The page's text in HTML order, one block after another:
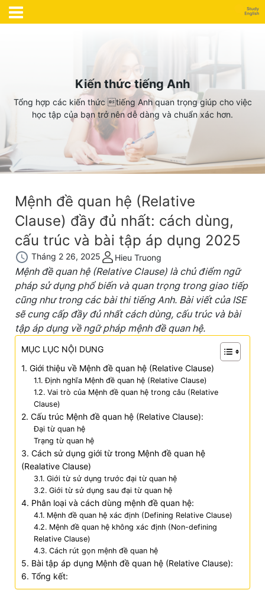
Kiến thức tiếng Anh
Tổng hợp các kiến thức tiếng Anh quan trọng giúp cho việc
học tập của bạn trở nên dễ dàng và chuẩn xác hơn.
Mệnh đề quan hệ (Relative
Clause) đầy đủ nhất: cách dùng,
cấu trúc và bài tập áp dụng 2025
Tháng 2 26, 2025 Hieu Truong
Mệnh đề quan hệ (Relative Clause) là chủ điểm ngữ
pháp sử dụng phổ biến và quan trọng trong giao tiếp
cũng như trong các bài thi tiếng Anh. Bài viết của ISE
sẽ cung cấp đầy đủ nhất cách dùng, cấu trúc và bài
tập áp dụng về ngữ pháp mệnh đề quan hệ.
MỤC LỤC NỘI DUNG
1. Giới thiệu về Mệnh đề quan hệ (Relative Clause)
1.1. Định nghĩa Mệnh đề quan hệ (Relative Clause)
1.2. Vai trò của Mệnh đề quan hệ trong câu (Relative
Clause)
2. Cấu trúc Mệnh đề quan hệ (Relative Clause):
Đại từ quan hệ
Trạng từ quan hệ
3. Cách sử dụng giới từ trong Mệnh đề quan hệ
(Realative Clause)
3.1. Giới từ sử dụng trước đại từ quan hệ
3.2. Giới từ sử dụng sau đại từ quan hệ
4. Phân loại và cách dùng mệnh đề quan hệ:
4.1. Mệnh đề quan hệ xác định (Defining Relative Clause)
4.2. Mệnh đề quan hệ không xác định (Non-defining
Relative Clause)
4.3. Cách rút gọn mệnh đề quan hệ
5. Bài tập áp dụng Mệnh đề quan hệ (Relative Clause):
6. Tổng kết: